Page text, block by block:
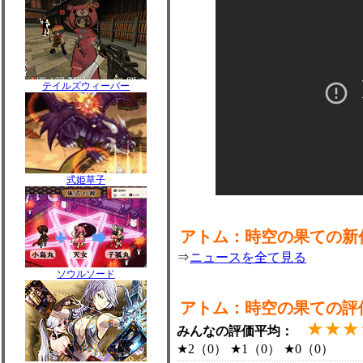
テイルズウィーバー
式姫草子
ソウルソード
アトム：時空の果ての
⇒ニュースを全て見る
アトム：時空の果ての
みんなの評価平均：
★2（0） ★1（0） ★0（0）